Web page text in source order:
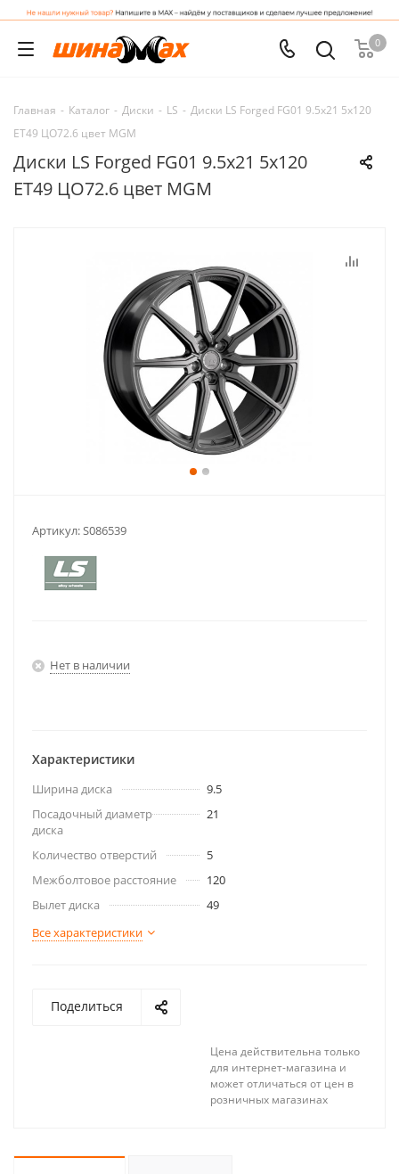
0
Главная - Каталог - Диски - LS - Диски LS Forged FG01 9.5x21 5x120
ET49 ЦО72.6 цвет MGM
Диски LS Forged FG01 9.5x21 5x120
ET49 ЦО72.6 цвет MGM
Артикул:S086539
Нет в наличии
Характеристики
Ширина диска
9.5
Посадочный диаметр
диска
21
Количество отверстий
5
Межболтовое расстояние
120
Вылет диска
49
Все характеристики
Поделиться
Цена действительна только
для интернет-магазина и
может отличаться от цен в
розничных магазинах